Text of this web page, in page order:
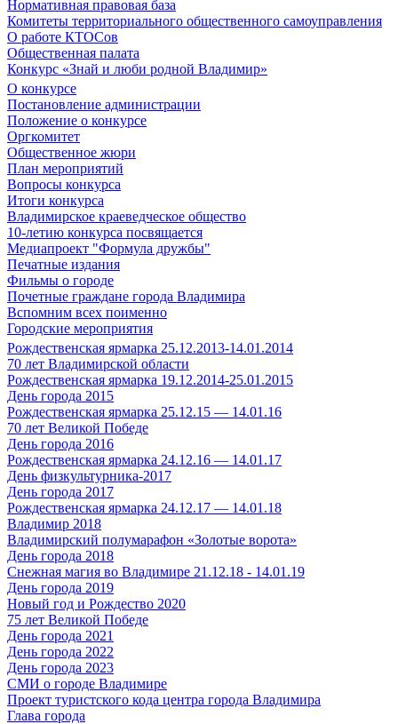
Нормативная правовая база
Комитеты территориального общественного самоуправления
О работе КТОСов
Общественная палата
Конкурс «Знай и люби родной Владимир»
О конкурсе
Постановление администрации
Положение о конкурсе
Оргкомитет
Общественное жюри
План мероприятий
Вопросы конкурса
Итоги конкурса
Владимирское краеведческое общество
10-летию конкурса посвящается
Медиапроект "Формула дружбы"
Печатные издания
Фильмы о городе
Почетные граждане города Владимира
Вспомним всех поименно
Городские мероприятия
Рождественская ярмарка 25.12.2013-14.01.2014
70 лет Владимирской области
Рождественская ярмарка 19.12.2014-25.01.2015
День города 2015
Рождественская ярмарка 25.12.15 — 14.01.16
70 лет Великой Победе
День города 2016
Рождественская ярмарка 24.12.16 — 14.01.17
День физкультурника-2017
День города 2017
Рождественская ярмарка 24.12.17 — 14.01.18
Владимир 2018
Владимирский полумарафон «Золотые ворота»
День города 2018
Снежная магия во Владимире 21.12.18 - 14.01.19
День города 2019
Новый год и Рождество 2020
75 лет Великой Победе
День города 2021
День города 2022
День города 2023
СМИ о городе Владимире
Проект туристского кода центра города Владимира
Глава города